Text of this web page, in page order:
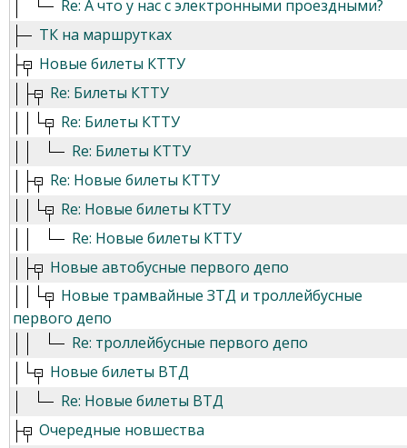
Re: А что у нас с электронными проездными?
ТК на маршрутках
Новые билеты КТТУ
Re: Билеты КТТУ
Re: Билеты КТТУ
Re: Билеты КТТУ
Re: Новые билеты КТТУ
Re: Новые билеты КТТУ
Re: Новые билеты КТТУ
Новые автобусные первого депо
Новые трамвайные ЗТД и троллейбусные
первого депо
Re: троллейбусные первого депо
Новые билеты ВТД
Re: Новые билеты ВТД
Очередные новшества